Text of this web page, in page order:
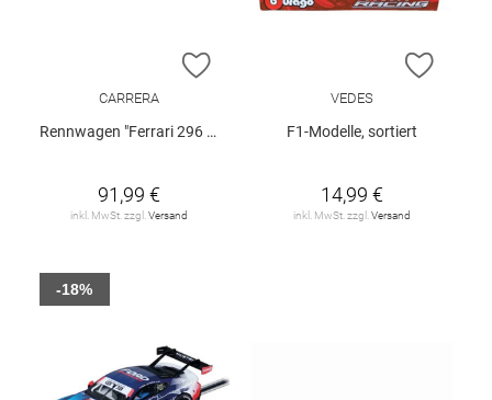
ZUR WUNSCHLISTE HINZUFÜGEN
CARRERA
Rennwagen "Ferrari 296 GT3 Kessel Racing 74"
91,99 €
inkl. MwSt. zzgl.Versand
ZUR
VEDES
F1-Modelle, sortiert
14,99 €
inkl. MwSt. zzgl.Versand
-18%